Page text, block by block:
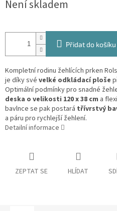
cena:
Není skladem
Přidat do košíku
Kompletní rodinu žehlících prken
je díky své velké odkládací ploše
Optimální podmínky pro snadné
deska o velikosti 120 x 38 cm a
bavlnce se pak postará třívrstvý
a páru pro rychlejší žehlení.
Detailní informace
ZEPTAT SE HLÍDAT